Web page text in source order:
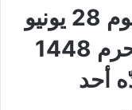
عروض بنده الطازج اليوم 28 يونيو
2026 الموافق 13 محرم 1448
أحد